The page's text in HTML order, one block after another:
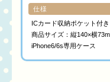
仕様
ICカード収納ポケット付き
商品サイズ：縦140×横
iPhone6/6s専用ケース